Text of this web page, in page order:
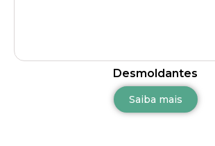
Desmoldantes
Saiba mais